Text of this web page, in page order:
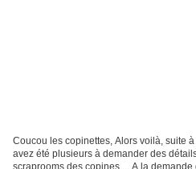
Coucou les copinettes, Alors voilà, suite
avez été plusieurs à demander des
scraprooms des copines.... A la